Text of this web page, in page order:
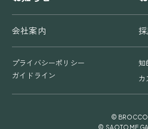
会社案内
プライバシーポリシー
知
ガイドライン
カ
©
© SAOTOME